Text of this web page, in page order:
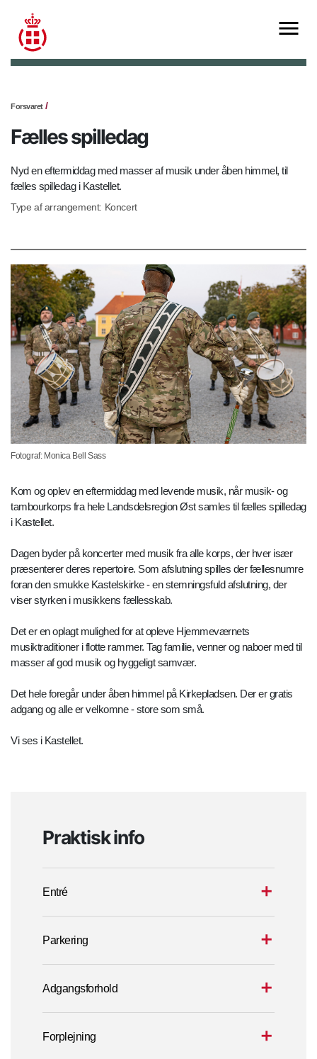
Forsvaret
Fælles spilledag
Nyd en eftermiddag med masser af musik under åben himmel, til
fælles spilledag i Kastellet.
Type af arrangement: Koncert
Fotograf: Monica Bell Sass
Kom og oplev en eftermiddag med levende musik, når musik- og
tambourkorps fra hele Landsdelsregion Øst samles til fælles spilledag
i Kastellet.
Dagen byder på koncerter med musik fra alle korps, der hver især
præsenterer deres repertoire. Som afslutning spilles der fællesnumre
foran den smukke Kastelskirke - en stemningsfuld afslutning, der
viser styrken i musikkens fællesskab.
Det er en oplagt mulighed for at opleve Hjemmeværnets
musiktraditioner i flotte rammer. Tag familie, venner og naboer med til
masser af god musik og hyggeligt samvær.
Det hele foregår under åben himmel på Kirkepladsen. Der er gratis
adgang og alle er velkomne - store som små.
Vi ses i Kastellet.
Praktisk info
Entré
Parkering
Adgangsforhold
Forplejning